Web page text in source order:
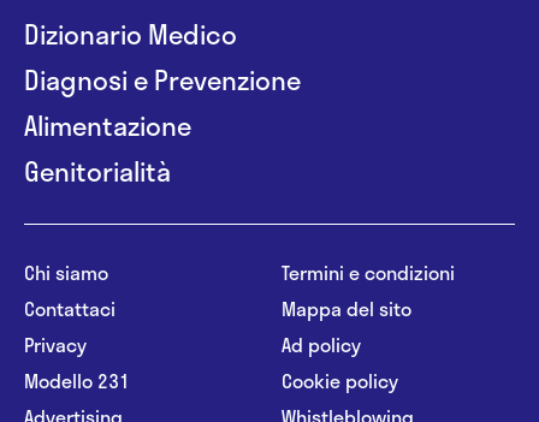
Dizionario Medico
Diagnosi e Prevenzione
Alimentazione
Genitorialità
Chi siamo
Contattaci
Privacy
Modello 231
Termini e condizioni
Mappa del sito
Ad policy
Cookie policy